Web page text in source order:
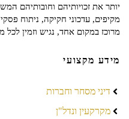
יותר את זכויותיהם וחובותיהם
מקיפים, עדכוני חקיקה, ניתוח
מרוכז במקום אחד, נגיש וזמין
מידע מקצועי
דיני מסחר וחברות
מקרקעין ונדל"ן